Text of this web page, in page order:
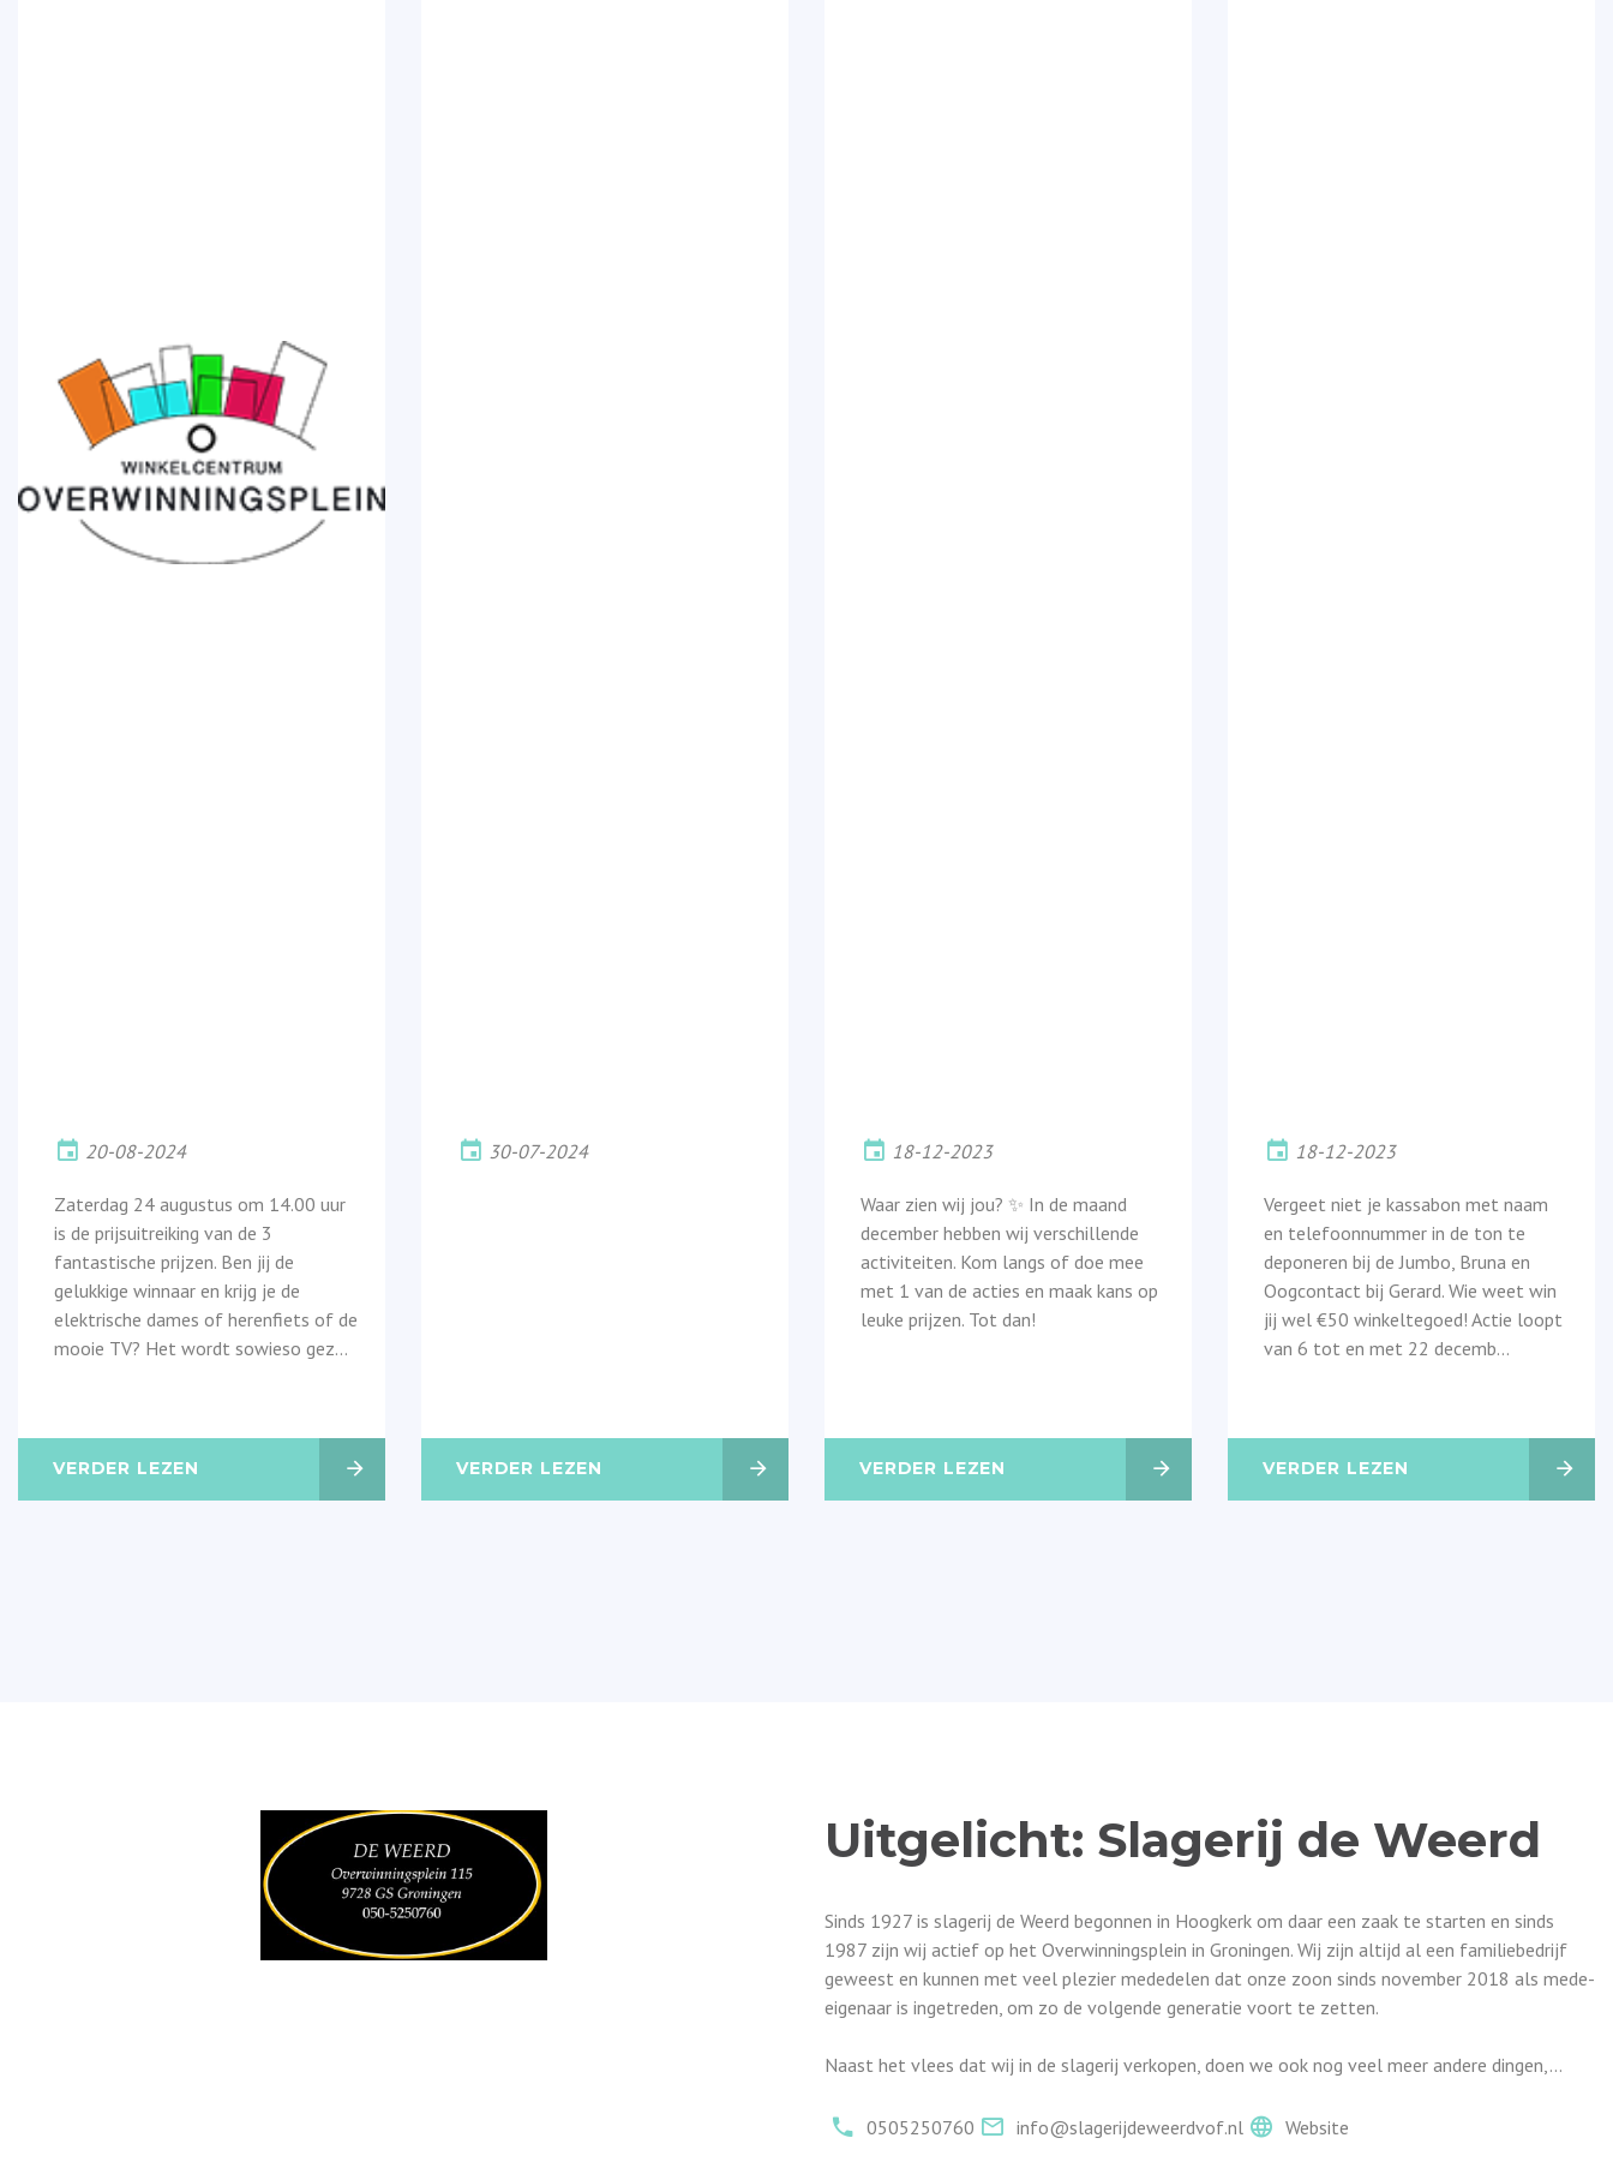
20-08-2024
Zaterdag 24 augustus om 14.00 uur
is de prijsuitreiking van de 3
fantastische prijzen. Ben jij de
gelukkige winnaar en krijg je de
elektrische dames of herenfiets of de
mooie TV? Het wordt sowieso gez...
VERDER LEZEN
30-07-2024
VERDER LEZEN
18-12-2023
Waar zien wij jou? ✨ In de maand
december hebben wij verschillende
activiteiten. Kom langs of doe mee
met 1 van de acties en maak kans op
leuke prijzen. Tot dan!
VERDER LEZEN
18-12-2023
Vergeet niet je kassabon met naam
en telefoonnummer in de ton te
deponeren bij de Jumbo, Bruna en
Oogcontact bij Gerard. Wie weet win
jij wel €50 winkeltegoed! Actie loopt
van 6 tot en met 22 decemb...
VERDER LEZEN
Uitgelicht: Slagerij de Weerd
Sinds 1927 is slagerij de Weerd begonnen in Hoogkerk om daar een zaak te starten en sinds
1987 zijn wij actief op het Overwinningsplein in Groningen. Wij zijn altijd al een familiebedrijf
geweest en kunnen met veel plezier mededelen dat onze zoon sinds november 2018 als mede-
eigenaar is ingetreden, om zo de volgende generatie voort te zetten.
Naast het vlees dat wij in de slagerij verkopen, doen we ook nog veel meer andere dingen,...
0505250760 info@slagerijdeweerdvof.nl Website